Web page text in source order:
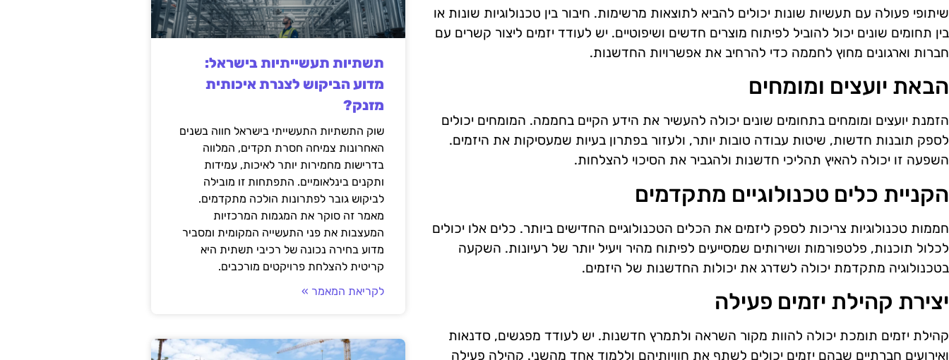
שיתופי פעולה עם תעשיות שונות יכולים להביא לתוצאות מרשימות. חיבור בין טכנולוגיות שונות או
בין תחומים שונים יכול להוביל לפיתוח מוצרים חדשים ושיפוטיים. יש לעודד יזמים ליצור קשרים עם
חברות וארגונים מחוץ לחממה כדי להרחיב את אפשרויות החדשנות.
הבאת יועצים ומומחים
הזמנת יועצים ומומחים בתחומים שונים יכולה להעשיר את הידע הקיים בחממה. המומחים יכולים
לספק תובנות חדשות, שיטות עבודה טובות יותר, ולעזור בפתרון בעיות שמעסיקות את היזמים.
השפעה זו יכולה להאיץ תהליכי חדשנות ולהגביר את הסיכוי להצלחות.
הקניית כלים טכנולוגיים מתקדמים
חממות טכנולוגיות צריכות לספק ליזמים את הכלים הטכנולוגיים החדישים ביותר. כלים אלו יכולים
לכלול תוכנות, פלטפורמות ושירותים שמסייעים לפיתוח מהיר ויעיל יותר של רעיונות. השקעה
בטכנולוגיה מתקדמת יכולה לשדרג את יכולות החדשנות של היזמים.
יצירת קהילת יזמים פעילה
קהילת יזמים תומכת יכולה להוות מקור השראה ולתמרץ חדשנות. יש לעודד מפגשים, סדנאות
ואירועים חברתיים שבהם יזמים יכולים לשתף את חוויותיהם וללמוד אחד מהשני. קהילה פעילה
תשתיות תעשייתיות בישראל:
מדוע הביקוש לצנרת איכותית
מזנק?
שוק התשתיות התעשייתי בישראל חווה בשנים
האחרונות צמיחה חסרת תקדים, המלווה
בדרישות מחמירות יותר לאיכות, עמידות
ותקנים בינלאומיים. התפתחות זו מובילה
לביקוש גובר לפתרונות הולכה מתקדמים.
מאמר זה סוקר את המגמות המרכזיות
המעצבות את פני התעשייה המקומית ומסביר
מדוע בחירה נכונה של רכיבי תשתית היא
קריטית להצלחת פרויקטים מורכבים.
לקריאת המאמר »